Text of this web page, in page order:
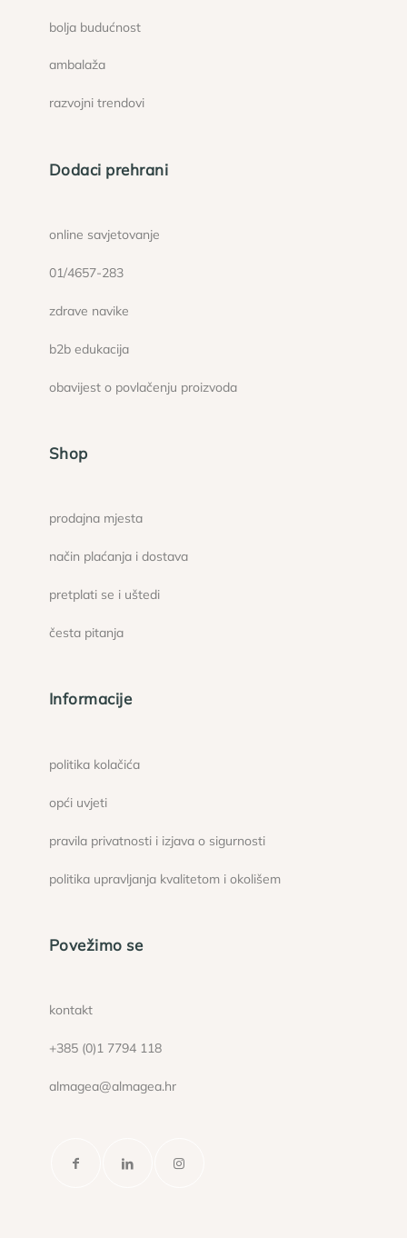
bolja budućnost
ambalaža
razvojni trendovi
Dodaci prehrani
online savjetovanje
01/4657-283
zdrave navike
b2b edukacija
obavijest o povlačenju proizvoda
Shop
prodajna mjesta
način plaćanja i dostava
pretplati se i uštedi
česta pitanja
Informacije
politika kolačića
opći uvjeti
pravila privatnosti i izjava o sigurnosti
politika upravljanja kvalitetom i okolišem
Povežimo se
kontakt
+385 (0)1 7794 118
almagea@almagea.hr